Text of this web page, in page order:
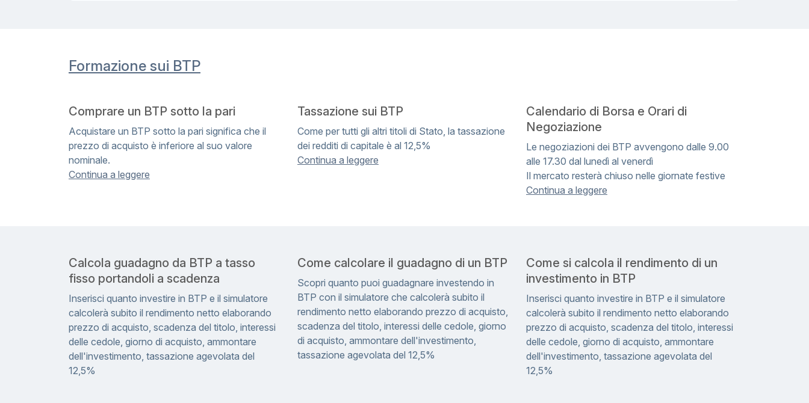
Formazione sui BTP
Comprare un BTP sotto la pari
Acquistare un BTP sotto la pari significa che il
prezzo di acquisto è inferiore al suo valore
nominale.
Continua a leggere
Tassazione sui BTP
Come per tutti gli altri titoli di Stato, la tassazione
dei redditi di capitale è al 12,5%
Continua a leggere
Calendario di Borsa e Orari di
Negoziazione
Le negoziazioni dei BTP avvengono dalle 9.00
alle 17.30 dal lunedì al venerdì
Il mercato resterà chiuso nelle giornate festive
Continua a leggere
Calcola guadagno da BTP a tasso
fisso portandoli a scadenza
Inserisci quanto investire in BTP e il simulatore
calcolerà subito il rendimento netto elaborando
prezzo di acquisto, scadenza del titolo, interessi
delle cedole, giorno di acquisto, ammontare
dell'investimento, tassazione agevolata del
12,5%
Come calcolare il guadagno di un BTP
Scopri quanto puoi guadagnare investendo in
BTP con il simulatore che calcolerà subito il
rendimento netto elaborando prezzo di acquisto,
scadenza del titolo, interessi delle cedole, giorno
di acquisto, ammontare dell'investimento,
tassazione agevolata del 12,5%
Come si calcola il rendimento di un
investimento in BTP
Inserisci quanto investire in BTP e il simulatore
calcolerà subito il rendimento netto elaborando
prezzo di acquisto, scadenza del titolo, interessi
delle cedole, giorno di acquisto, ammontare
dell'investimento, tassazione agevolata del
12,5%